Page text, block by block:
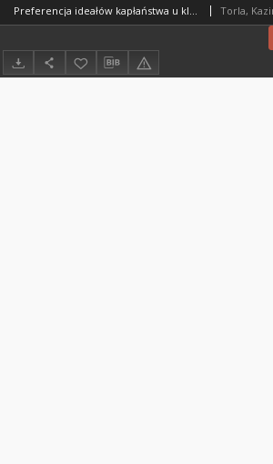
Preferencja ideałów kapłaństwa u kleryków : studium empiryczne na podstawie badań niektórych seminariów polskich i NRD